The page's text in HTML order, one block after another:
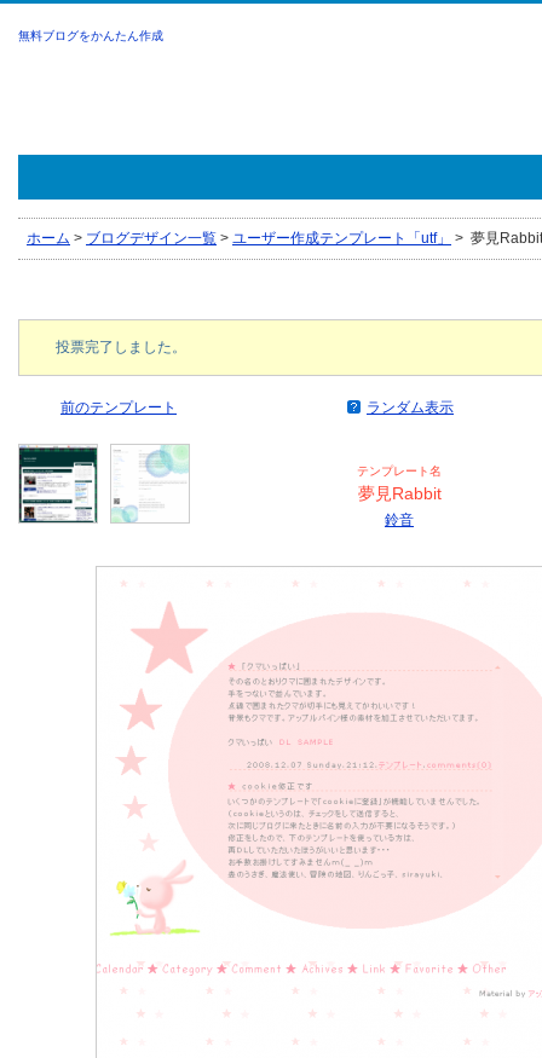
無料ブログをかんたん作成
ホーム > ブログデザイン一覧 > ユーザー作成テンプレート「utf」 > 夢見
投票完了しました。
前のテンプレート ランダム表示
テンプレート名
夢見Rabbit
鈴音